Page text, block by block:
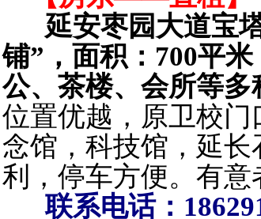
延安枣园大道宝
铺”，面积：700平
公、茶楼、会所等多
位置优越，原卫校门
念馆，科技馆，延
利，停车方便。有意
联系电话：